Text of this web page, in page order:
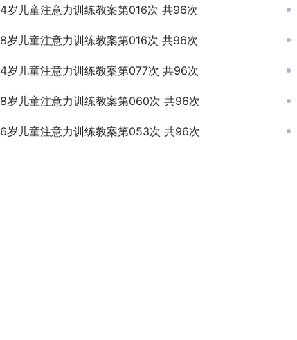
4岁儿童注意力训练教案第016次 共96次
8岁儿童注意力训练教案第016次 共96次
4岁儿童注意力训练教案第077次 共96次
8岁儿童注意力训练教案第060次 共96次
6岁儿童注意力训练教案第053次 共96次